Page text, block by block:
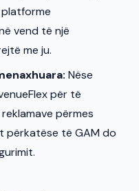
vend të një
me ju.
Nëse
për të
përmes
përkatëse të GAM do